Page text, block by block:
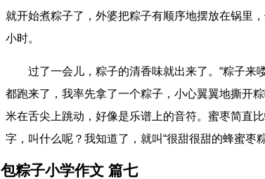
就开始煮粽子了，外婆把粽子有顺序地摆放在锅里
小时。
过了一会儿，粽子的清香味就出来了。“粽子来
都跑来了，我率先拿了一个粽子，小心翼翼地撕开
米在舌尖上跳动，好像是乐谱上的音符。蜜枣简直
字，叫什么呢？我知道了，就叫“很甜很甜的蜂蜜枣粽
包粽子小学作文 篇七